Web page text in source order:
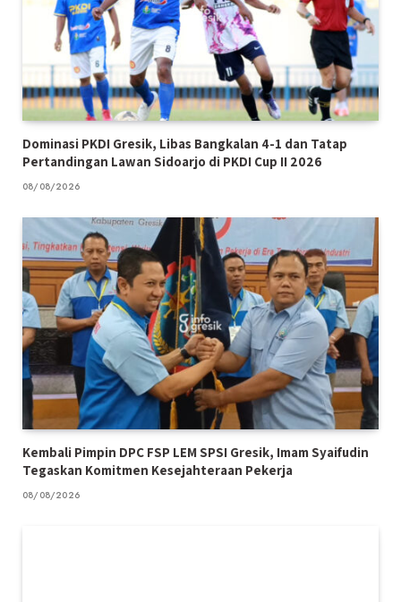
Dominasi PKDI Gresik, Libas Bangkalan 4-1 dan Tatap
Pertandingan Lawan Sidoarjo di PKDI Cup II 2026
08/08/2026
Kembali Pimpin DPC FSP LEM SPSI Gresik, Imam Syaifudin
Tegaskan Komitmen Kesejahteraan Pekerja
08/08/2026